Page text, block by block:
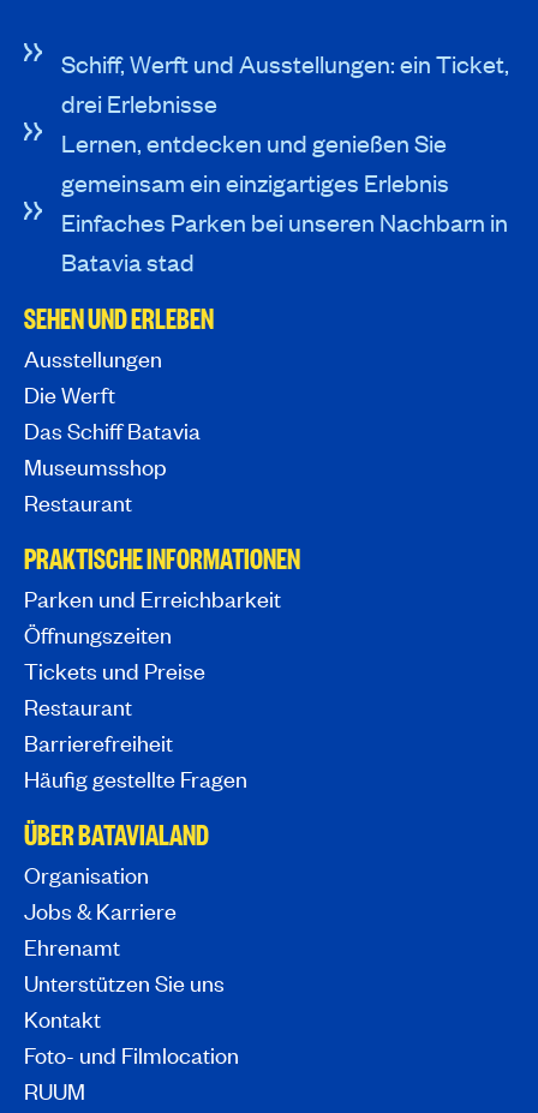
Schiff, Werft und Ausstellungen: ein Ticket,
drei Erlebnisse
Lernen, entdecken und genießen Sie
gemeinsam ein einzigartiges Erlebnis
Einfaches Parken bei unseren Nachbarn in
Batavia stad
SEHEN UND ERLEBEN
Ausstellungen
Die Werft
Das Schiff Batavia
Museumsshop
Restaurant
PRAKTISCHE INFORMATIONEN
Parken und Erreichbarkeit
Öffnungszeiten
Tickets und Preise
Restaurant
Barrierefreiheit
Häufig gestellte Fragen
ÜBER BATAVIALAND
Organisation
Jobs & Karriere
Ehrenamt
Unterstützen Sie uns
Kontakt
Foto- und Filmlocation
RUUM